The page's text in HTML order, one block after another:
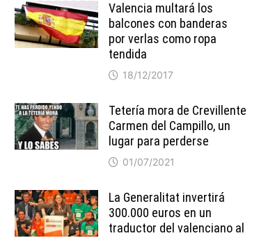
Valencia multará los
balcones con banderas
por verlas como ropa
tendida
18/12/2017
Tetería mora de Crevillente
Carmen del Campillo, un
lugar para perderse
01/07/2021
La Generalitat invertirá
300.000 euros en un
traductor del valenciano al